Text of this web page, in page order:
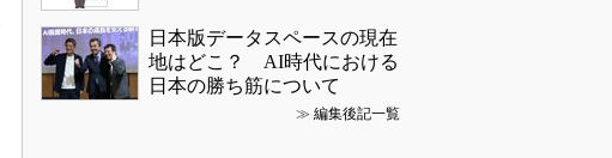
日本版データスペースの現在
地はどこ？ AI時代における
日本の勝ち筋について
≫ 編集後記一覧